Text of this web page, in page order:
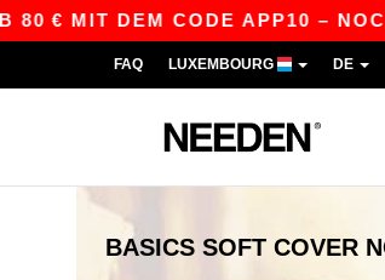
MIT DEM CODE APP10 – NOCH
FAQ LUXEMBOURG DE
BASICS SOFT COVER